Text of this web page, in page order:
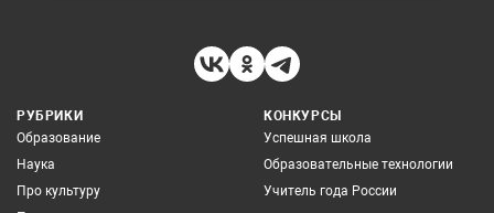
РУБРИКИ
Образование
Наука
Про культуру
КОНКУРСЫ
Успешная школа
Образовательные технологии
Учитель года России